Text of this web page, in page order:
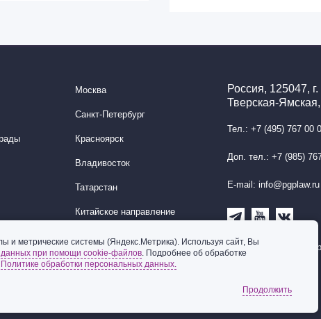
Москва
Санкт-Петербург
Красноярск
Владивосток
Татарстан
Китайское направление
Корейское направление
Ближний Восток
Россия, 125047,
Тверская-
Тел.: +7 (495) 767 00
Доп. тел.: +7 (985)
E-mail: info@pgplaw.ru
Подписаться на
и метрические системы (Яндекс.Метрика). Используя сайт, Вы
данных при помощи cookie-файлов. Подробнее об обработке
Политике обработки персональных данных.